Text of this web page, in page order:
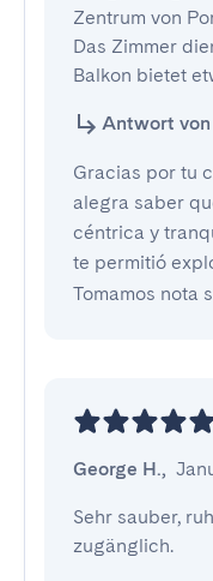
Zentrum von
Das Zimmer
Balkon bietet
Antwort
Gracias por tu
alegra saber
céntrica y
te permitió
Tomamos nota
George H.,
Sehr sauber,
zugänglich.